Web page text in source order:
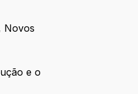
Novos
e o